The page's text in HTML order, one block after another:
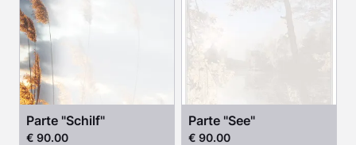
Parte "Schilf"
€ 90.00
Parte "See"
€ 90.00